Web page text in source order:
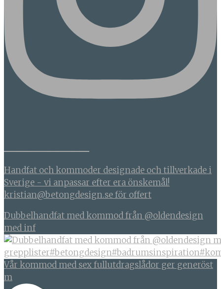
Handfat och kommoder designade och tillverkade i
Sverige - vi anpassar efter era önskemål!
kristian@betongdesign.se för offert
Dubbelhandfat med kommod från @oldendesign
med inf
Vår kommod med sex fullutdragslådor ger generöst
m